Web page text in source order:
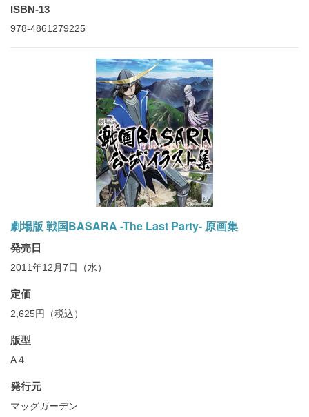
ISBN-13
978-4861279225
劇場版 戦国BASARA -The Last Party- 原画集
発売日
2011年12月7日（水）
定価
2,625円（税込）
版型
A４
発行元
マッグガーデン